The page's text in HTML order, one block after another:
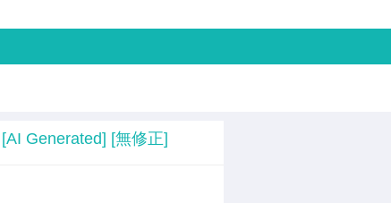
Generated] [無修正]